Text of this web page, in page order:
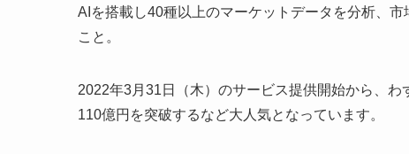
AIを搭載し40種以上のマーケットデータを分析、
こと。
2022年3月31日（木）のサービス提供開始から、
110億円を突破するなど大人気となっています。